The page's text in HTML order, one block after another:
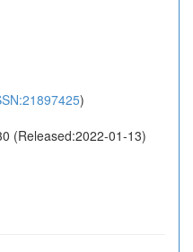
)
(Released:2022-01-13)